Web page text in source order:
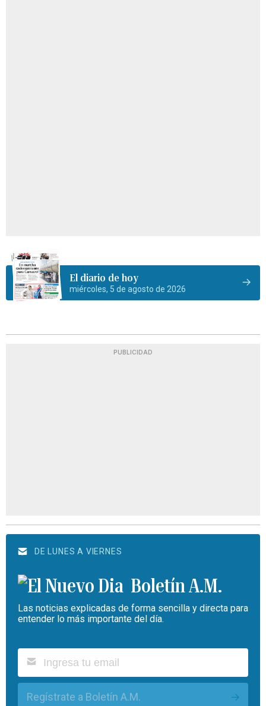
El diario de hoy
miércoles, 5 de agosto de 2026
PUBLICIDAD
DE LUNES A VIERNES
Boletín A.M.
Las noticias explicadas de forma sencilla y directa para
entender lo más importante del día.
Regístrate a Boletín A.M.